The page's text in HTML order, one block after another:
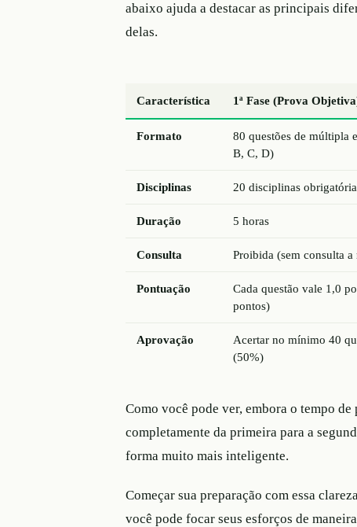
abaixo ajuda a destacar as principais
delas.
Característica 1ª Fase (Prova
Formato
80 questões de múltipla
B, C, D)
Disciplinas 20 disciplinas
Duração 5 horas
Consulta Proibida (sem consulta a
Pontuação
Cada questão vale 1,0
pontos)
Aprovação
Acertar no mínimo 40
(50%)
Como você pode ver, embora o tempo
completamente da primeira para a
forma muito mais inteligente.
Começar sua preparação com essa
você pode focar seus esforços de